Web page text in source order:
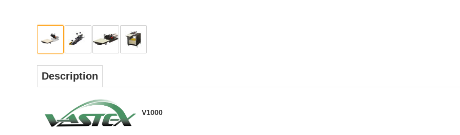
Description
V1000